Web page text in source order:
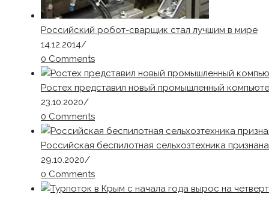
Российский робот-сварщик стал лучшим в мире
14.12.2014/
0 Comments
Ростех представил новый промышленный
23.10.2020/
0 Comments
Российская беспилотная сельхозтехника
29.10.2020/
0 Comments